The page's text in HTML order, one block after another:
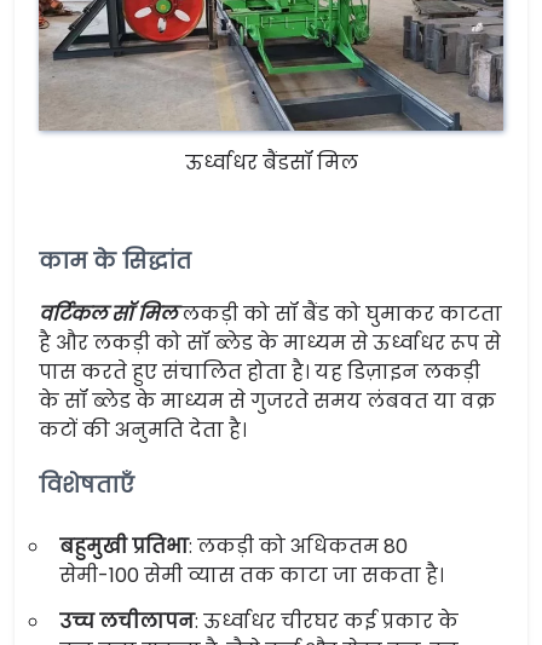
ऊर्ध्वाधर बैंडसॉ मिल
काम के सिद्धांत
वर्टिकल सॉ मिललकड़ी को सॉ बैंड को घुमाकर काटता
है और लकड़ी को सॉ ब्लेड के माध्यम से ऊर्ध्वाधर रूप से
पास करते हुए संचालित होता है। यह डिज़ाइन लकड़ी
के सॉ ब्लेड के माध्यम से गुजरते समय लंबवत या वक्र
कटों की अनुमति देता है।
विशेषताएँ
बहुमुखी प्रतिभा: लकड़ी को अधिकतम 80
सेमी-100 सेमी व्यास तक काटा जा सकता है।
उच्च लचीलापन: ऊर्ध्वाधर चीरघर कई प्रकार के